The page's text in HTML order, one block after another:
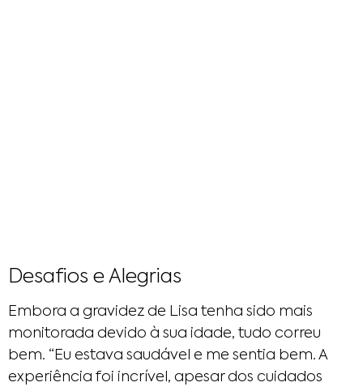
Desafios e Alegrias
Embora a gravidez de Lisa tenha sido mais
monitorada devido à sua idade, tudo correu
bem. “Eu estava saudável e me sentia bem. A
experiência foi incrível, apesar dos cuidados